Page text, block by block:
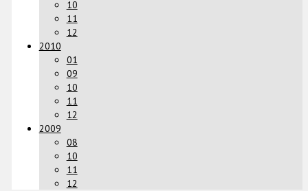
10
11
12
2010
01
09
10
11
12
2009
08
10
11
12